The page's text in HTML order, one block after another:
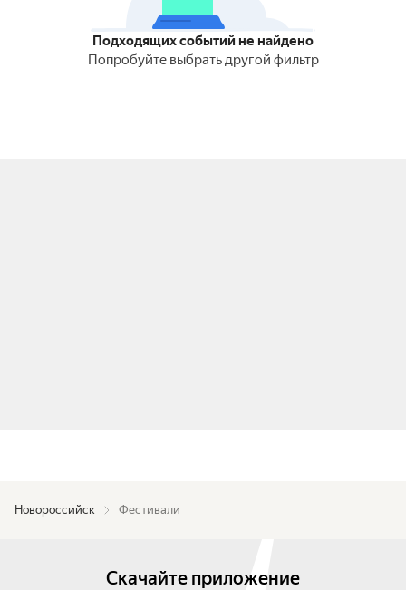
Подходящих событий не найдено
Попробуйте выбрать другой фильтр
Новороссийск Фестивали
Скачайте приложение